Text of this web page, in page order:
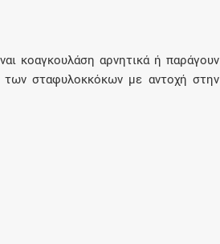
κοαγκουλάση αρνητικά ή παράγουν
των σταφυλοκκόκων με αντοχή στην